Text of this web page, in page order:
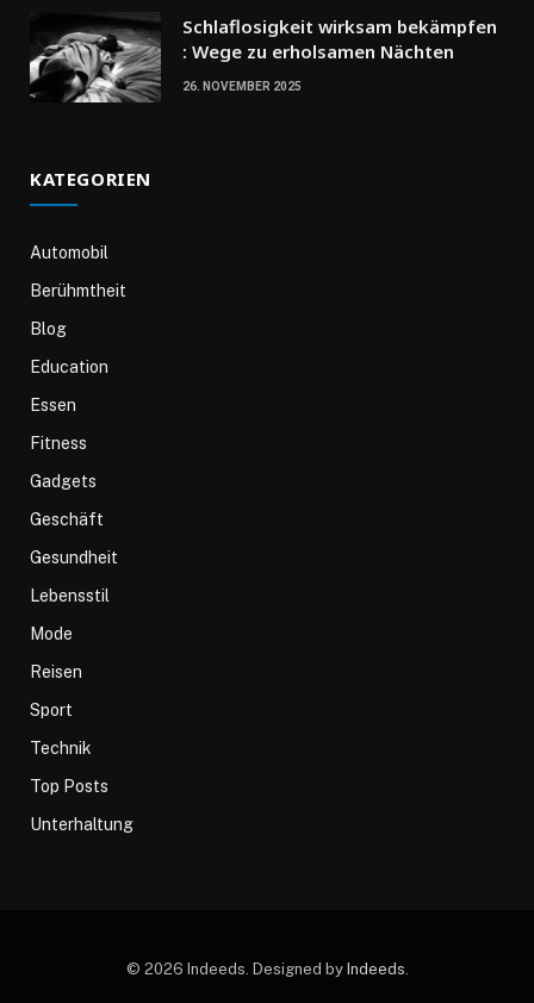
Schlaflosigkeit wirksam bekämpfen
: Wege zu erholsamen Nächten
26. NOVEMBER 2025
KATEGORIEN
Automobil
Berühmtheit
Blog
Education
Essen
Fitness
Gadgets
Geschäft
Gesundheit
Lebensstil
Mode
Reisen
Sport
Technik
Top Posts
Unterhaltung
© 2026 Indeeds. Designed by Indeeds.